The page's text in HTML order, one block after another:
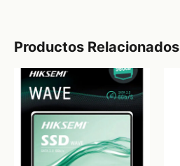
Productos Relacionados